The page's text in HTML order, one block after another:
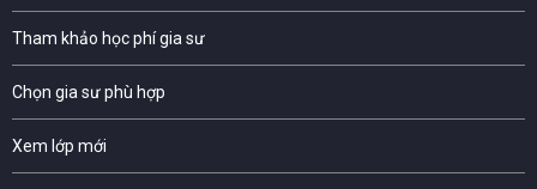
Tham khảo học phí gia sư
Chọn gia sư phù hợp
Xem lớp mới